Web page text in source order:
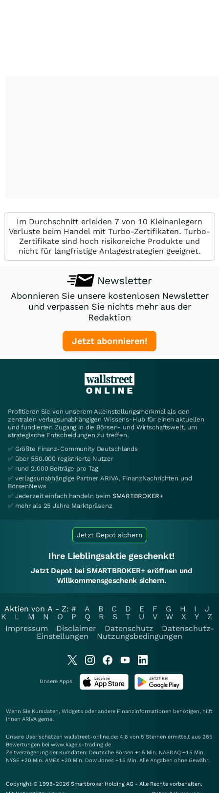
Im Durchschnitt erleiden 7 von 10 Kleinanlegern
Verluste beim Handel mit Turbo-Zertifikaten. Turbo-
Zertifikate sind hoch risikoreiche Produkte und
nicht für langfristige Anlagestrategien geeignet.
Newsletter
Abonnieren Sie unsere kostenlosen Newsletter
und verpassen Sie nichts mehr aus der
Redaktion
Jetzt abonnieren!
Profitieren Sie von unserem Alleinstellungsmerkmal als den
zentralen verlagsunabhängigen Wissens-Hub für einen aktuellen
und fundierten Zugang in die Börsen- und Wirtschaftswelt, um
strategische Entscheidungen zu treffen.
✅ Größte Finanz-Community Deutschlands
✅ über 550.000 registrierte Nutzer
✅ rund 2.000 Beiträge pro Tag
✅ verlagsunabhängige Partner ARIVA, FinanzNachrichten und
BörsenNews
✅ Jederzeit einfach handeln beim SMARTBROKER+
✅ mehr als 25 Jahre Marktpräsenz
Jetzt Depot sichern
Ihre Lieblingsaktie geschenkt!
Jetzt Depot bei SMARTBROKER+ eröffnen und
Willkommensgeschenk sichern.
Aktien von A - Z: # A B C D E F G H I
J
K
L M N O P Q R S T U V W X Y
Z
Impressum
Disclaimer Datenschutz
Datenschutz-
Einstellungen
Nutzungsbedingungen
Unsere Apps:
Wenn Sie Kursdaten, Widgets oder andere Finanzinformationen benötigen, hilft
Ihnen ARIVA gerne.
Unsere User schätzen wallstreet-online.de: 4.8 von 5 Sternen ermittelt aus 285
Bewertungen bei www.kagels-trading.de
Zeitverzögerung der Kursdaten: Deutsche Börsen +15 Min. NASDAQ +15 Min.
NYSE +20 Min. AMEX +20 Min. Dow Jones +15 Min. Alle Angaben ohne Gewähr.
Copyright © 1998-2026 Smartbroker Holding AG - Alle Rechte vorbehalten.